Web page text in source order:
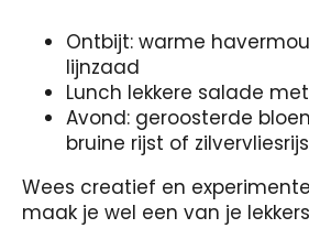
Ontbijt: warme
lijnzaad
Lunch lekkere salade
Avond: geroosterde
bruine rijst of
Wees creatief en
maak je wel een van je